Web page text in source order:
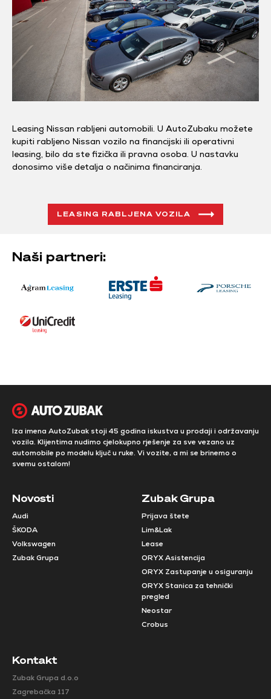
Leasing Nissan rabljeni automobili. U AutoZubaku možete
kupiti rabljeno Nissan vozilo na financijski ili operativni
leasing, bilo da ste fizička ili pravna osoba. U nastavku
donosimo više detalja o načinima financiranja.
LEASING RABLJENA VOZILA
Naši partneri:
Iza imena AutoZubak stoji 45 godina iskustva u prodaji i održavanju
vozila. Klijentima nudimo cjelokupno rješenje za sve vezano uz
automobile po modelu ključ u ruke. Vi vozite, a mi se brinemo o
svemu ostalom!
Novosti
Audi
ŠKODA
Volkswagen
Zubak Grupa
Zubak Grupa
Prijava štete
Lim&Lak
Lease
ORYX Asistencija
ORYX Zastupanje u osiguranju
ORYX Stanica za tehnički
pregled
Neostar
Crobus
Kontakt
Zubak Grupa d.o.o
Zagrebačka 117